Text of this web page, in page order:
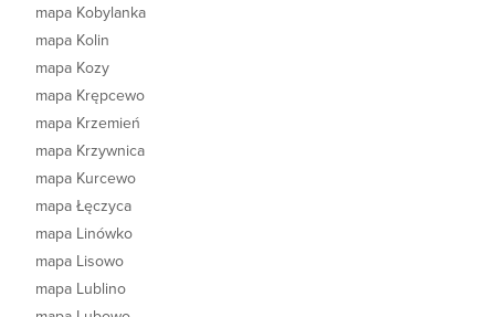
mapa Kobylanka
mapa Kolin
mapa Kozy
mapa Krępcewo
mapa Krzemień
mapa Krzywnica
mapa Kurcewo
mapa Łęczyca
mapa Linówko
mapa Lisowo
mapa Lublino